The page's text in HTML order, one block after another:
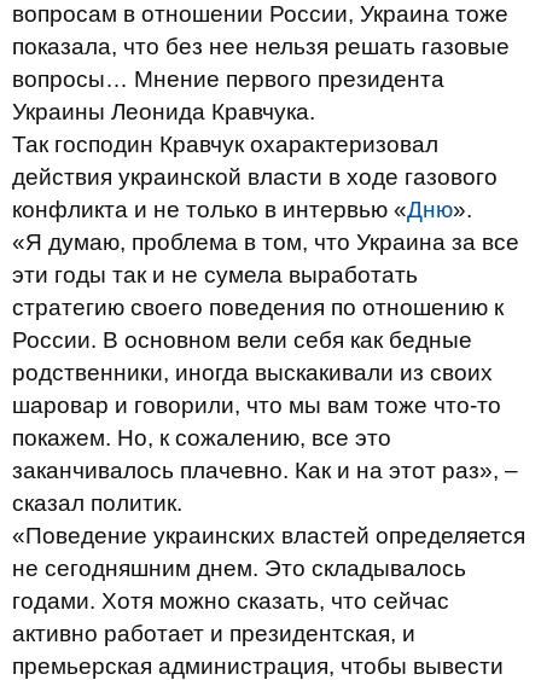
вопросам в отношении России, Украина тоже
показала, что без нее нельзя решать газовые
вопросы… Мнение первого президента
Украины Леонида Кравчука.
Так господин Кравчук охарактеризовал
действия украинской власти в ходе газового
конфликта и не только в интервью «Дню».
«Я думаю, проблема в том, что Украина за все
эти годы так и не сумела выработать
стратегию своего поведения по отношению к
России. В основном вели себя как бедные
родственники, иногда выскакивали из своих
шаровар и говорили, что мы вам тоже что-то
покажем. Но, к сожалению, все это
заканчивалось плачевно. Как и на этот раз», –
сказал политик.
«Поведение украинских властей определяется
не сегодняшним днем. Это складывалось
годами. Хотя можно сказать, что сейчас
активно работает и президентская, и
премьерская администрация, чтобы вывести